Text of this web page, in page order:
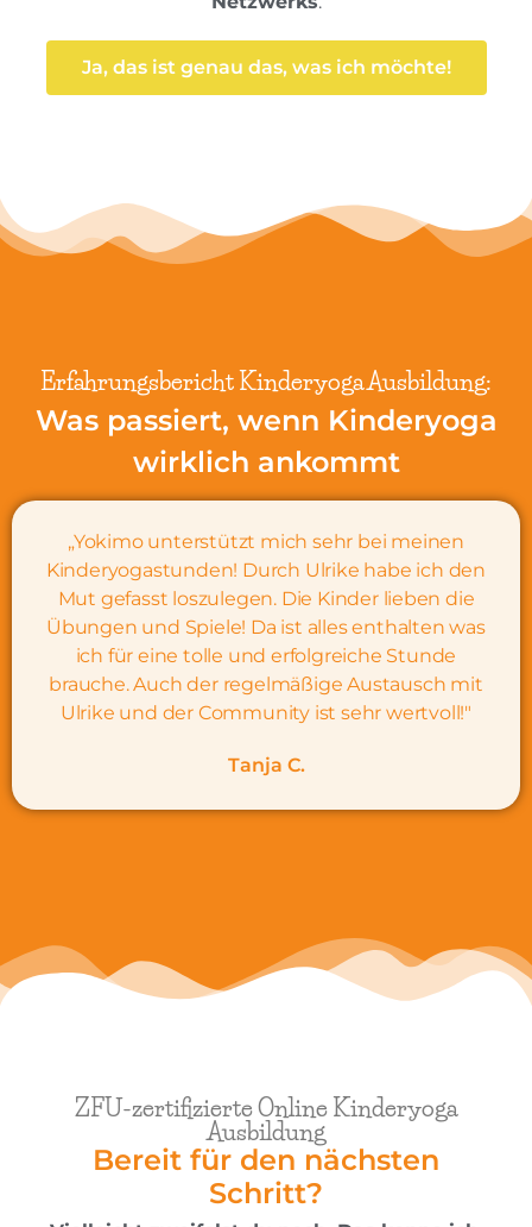
Ja, das ist genau das, was ich möchte!
Erfahrungsbericht Kinderyoga Ausbildung:
Was passiert, wenn Kinderyoga
wirklich ankommt
„Yokimo unterstützt mich sehr bei meinen
Kinderyogastunden! Durch Ulrike habe ich den
Mut gefasst loszulegen. Die Kinder lieben die
Übungen und Spiele! Da ist alles enthalten was
ich für eine tolle und erfolgreiche Stunde
brauche. Auch der regelmäßige Austausch mit
Ulrike und der Community ist sehr wertvoll!"
Tanja C.
ZFU-zertifizierte Online Kinderyoga
Ausbildung
Bereit für den nächsten
Schritt?